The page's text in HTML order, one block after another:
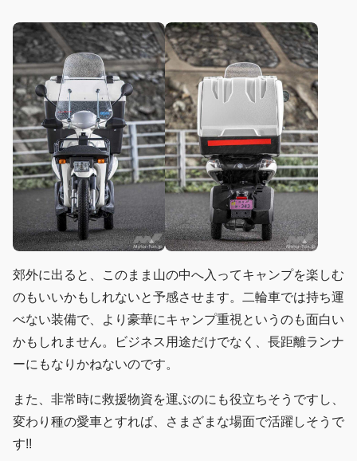
郊外に出ると、このまま山の中へ入ってキャンプを楽しむ
のもいいかもしれないと予感させます。二輪車では持ち運
べない装備で、より豪華にキャンプ重視というのも面白い
かもしれません。ビジネス用途だけでなく、長距離ランナ
ーにもなりかねないのです。
また、非常時に救援物資を運ぶのにも役立ちそうですし、
変わり種の愛車とすれば、さまざまな場面で活躍しそうで
す!!